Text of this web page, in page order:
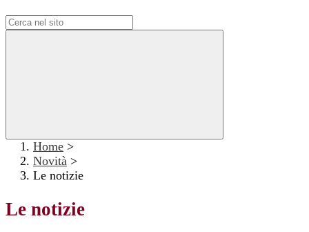
Home >
Novità >
Le notizie
Le notizie